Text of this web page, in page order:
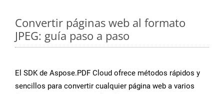
Convertir páginas web al formato
JPEG: guía paso a paso
El SDK de Aspose.PDF Cloud ofrece métodos rápidos y
sencillos para convertir cualquier página web a varios